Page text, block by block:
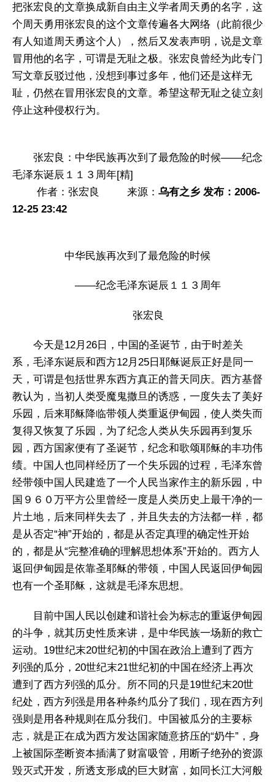
把张宏良的文章换成新自由主义学者周天勇的名字，这
个周天勇用张宏良的这个文章传遍各大网络（此前很少
有人知道周天勇这个人），然后又发表声明，说是文章
冒用他的名字，可谓是无耻之极。张宏良曾经为此专门
写文章反驳过他，没想到事过多年，他们还是这样无
耻，仍然在冒用张宏良的文章。希望这帮无耻之徒立刻
停止这种侵权行为。
张宏良：中华民族再次到了最危险的时候——纪念
毛泽东诞辰１１３周年[精]
作者：张宏良 来源： 乌有之乡 发布：2006-
12-25 23:42
中华民族再次到了最危险的时候
——纪念毛泽东诞辰１１３周年
张宏良
今天是12月26日，中国的圣诞节，由于时差关
系，毛泽东诞辰和西方12月25日耶稣诞辰正好是同一
天，可谓是包括世界东西方真正的普天同庆。西方基督
教认为，当初人类受魔鬼撒旦的诱惑，一度失去了美好
乐园，后来耶稣降临带领人类重返伊甸园，使人类失而
复得又恢复了乐园，为了纪念人类从失乐园再到复乐
园，西方国家便有了圣诞节，纪念和歌颂耶稣的丰功伟
绩。中国人也同样经历了一个失乐园的过程，毛泽东曾
经带领中国人民建造了一个人民当家作主的新乐园，中
国９６０万平方公里曾经一度是人类历史上最干净的一
片土地，后来同样失去了，并且失去的方法都一样，都
是从否定“神”开始的，都是从否定真理的确定性开始
的，都是从“完整准确的理解思想体系”开始的。西方人
返回伊甸园是依靠圣耶稣的带领，中国人民返回伊甸园
也有一个圣耶稣，这就是毛泽东思想。
目前中国人民以创建和谐社会为标志的重返伊甸园
的斗争，就其历史性质来讲，是中华民族一场新的救亡
运动。19世纪末20世纪初的中国在政治上遭到了西方
列强的瓜分，20世纪末21世纪初的中国在经济上再次
遭到了西方列强的瓜分。所不同的只是19世纪末20世
纪处，西方列强是用各种条约瓜分了我们，现在西方列
强则是用各种规则在瓜分我们。中国被瓜分的主要标
志，就是正在成为西方发达国家随意挤压的“奶牛”，身
上被国际垄断资本插满了财富吸管，用断子绝孙的资源
毁灭式开发，所透支形成的巨大财富，如同长江大河般